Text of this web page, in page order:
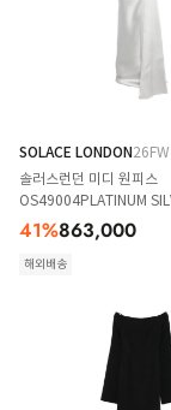
SOLACE LONDON26FW
솔러스런던 미디 원피스
OS49004PLATINUM
41%863,000
해외배송